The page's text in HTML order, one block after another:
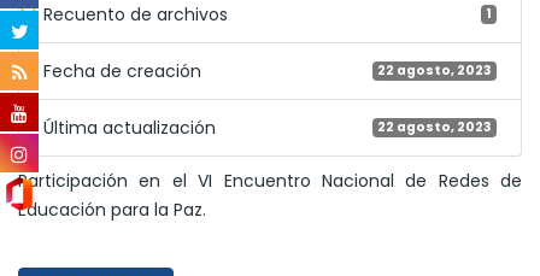
Recuento de archivos 1
Fecha de creación 22 agosto, 2023
Última actualización 22 agosto, 2023
Participación en el VI Encuentro Nacional de Redes de
Educación para la Paz.